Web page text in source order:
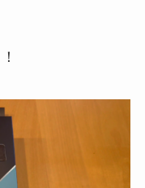
！